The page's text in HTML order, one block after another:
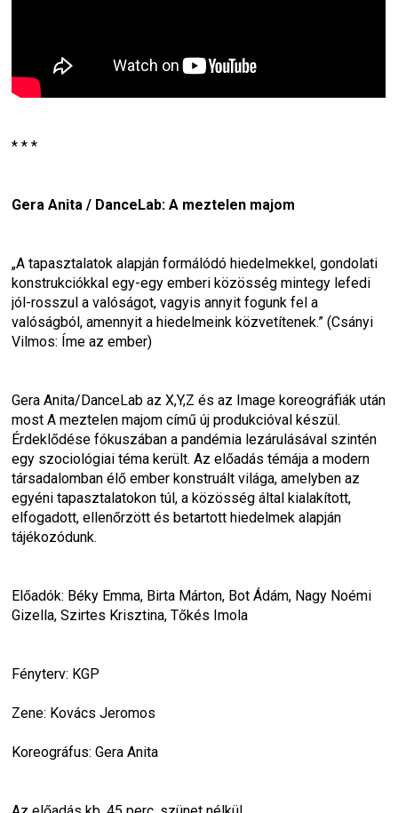
* * *
Gera Anita / DanceLab: A meztelen majom
„A tapasztalatok alapján formálódó hiedelmekkel, gondolati
konstrukciókkal egy-egy emberi közösség mintegy lefedi
jól-rosszul a valóságot, vagyis annyit fogunk fel a
valóságból, amennyit a hiedelmeink közvetítenek.” (Csányi
Vilmos: Íme az ember)
Gera Anita/DanceLab az X,Y,Z és az Image koreográfiák után
most A meztelen majom című új produkcióval készül.
Érdeklődése fókuszában a pandémia lezárulásával szintén
egy szociológiai téma került. Az előadás témája a modern
társadalomban élő ember konstruált világa, amelyben az
egyéni tapasztalatokon túl, a közösség által kialakított,
elfogadott, ellenőrzött és betartott hiedelmek alapján
tájékozódunk.
Előadók: Béky Emma, Birta Márton, Bot Ádám, Nagy Noémi
Gizella, Szirtes Krisztina, Tőkés Imola
Fényterv: KGP
Zene: Kovács Jeromos
Koreográfus: Gera Anita